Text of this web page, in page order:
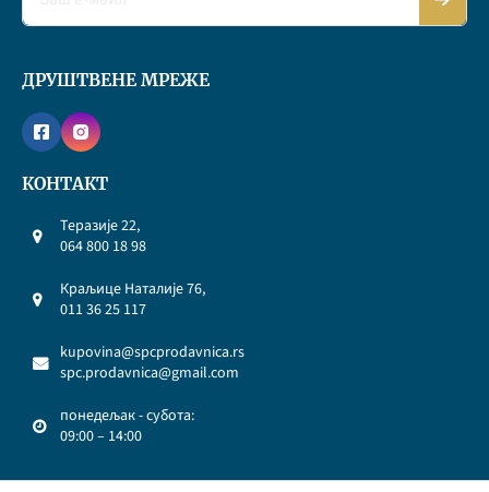
ДРУШТВЕНЕ МРЕЖЕ
КОНТАКТ
Теразије 22,
064 800 18 98
Краљице Наталије 76,
011 36 25 117
kupovina@spcprodavnica.rs
spc.prodavnica@gmail.com
понедељак - субота:
09:00 – 14:00